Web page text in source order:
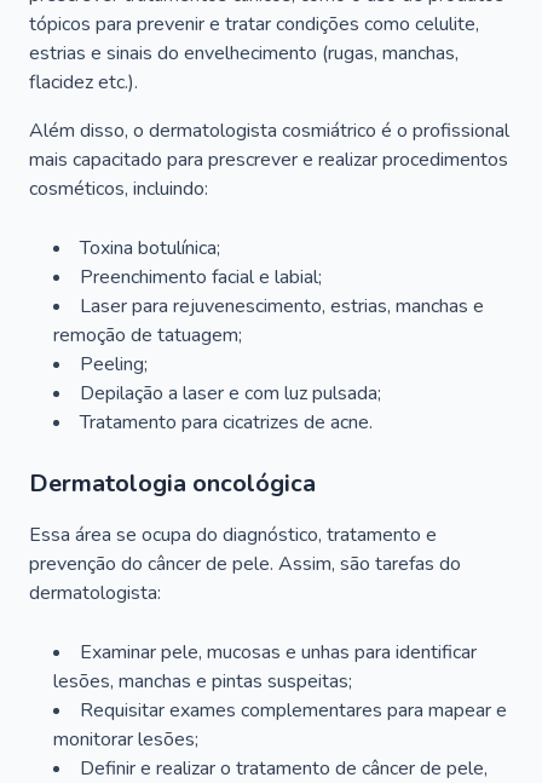
tópicos para prevenir e tratar condições como celulite,
estrias e sinais do envelhecimento (rugas, manchas,
flacidez etc.).
Além disso, o dermatologista cosmiátrico é o profissional
mais capacitado para prescrever e realizar procedimentos
cosméticos, incluindo:
Toxina botulínica;
Preenchimento facial e labial;
Laser para rejuvenescimento, estrias, manchas e
remoção de tatuagem;
Peeling;
Depilação a laser e com luz pulsada;
Tratamento para cicatrizes de acne.
Dermatologia oncológica
Essa área se ocupa do diagnóstico, tratamento e
prevenção do câncer de pele. Assim, são tarefas do
dermatologista:
Examinar pele, mucosas e unhas para identificar
lesões, manchas e pintas suspeitas;
Requisitar exames complementares para mapear e
monitorar lesões;
Definir e realizar o tratamento de câncer de pele,